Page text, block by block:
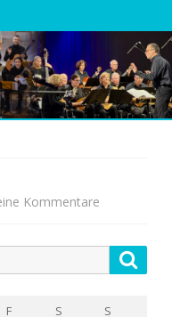
Kommentare
F S
S